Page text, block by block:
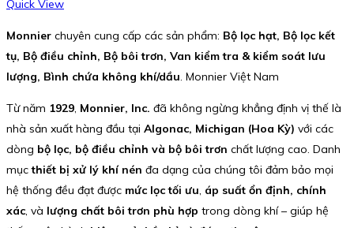
Quick View
Monnier chuyên cung cấp các sản phẩm: Bộ lọc hạt, Bộ lọc kết
tụ, Bộ điều chỉnh, Bộ bôi trơn, Van kiểm tra & kiểm soát lưu
lượng, Bình chứa không khí/dầu. Monnier Việt Nam
Từ năm 1929, Monnier, Inc. đã không ngừng khẳng định vị thế là
nhà sản xuất hàng đầu tại Algonac, Michigan (Hoa Kỳ) với các
dòng bộ lọc, bộ điều chỉnh và bộ bôi trơn chất lượng cao. Danh
mụcthiết bị xử lý khí nén đa dạng của chúng tôi đảm bảo mọi
hệ thống đều đạt được mức lọc tối ưu, áp suất ổn định, chính
xác, và lượng chất bôi trơn phù hợp trong dòng khí – giúp hệ